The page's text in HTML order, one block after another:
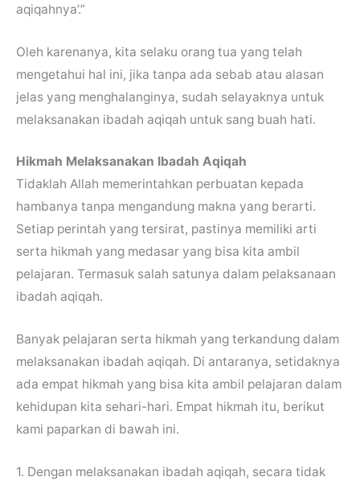
aqiqahnya’.”
Oleh karenanya, kita selaku orang tua yang telah
mengetahui hal ini, jika tanpa ada sebab atau alasan
jelas yang menghalanginya, sudah selayaknya untuk
melaksanakan ibadah aqiqah untuk sang buah hati.
Hikmah Melaksanakan Ibadah Aqiqah
Tidaklah Allah memerintahkan perbuatan kepada
hambanya tanpa mengandung makna yang berarti.
Setiap perintah yang tersirat, pastinya memiliki arti
serta hikmah yang medasar yang bisa kita ambil
pelajaran. Termasuk salah satunya dalam pelaksanaan
ibadah aqiqah.
Banyak pelajaran serta hikmah yang terkandung dalam
melaksanakan ibadah aqiqah. Di antaranya, setidaknya
ada empat hikmah yang bisa kita ambil pelajaran dalam
kehidupan kita sehari-hari. Empat hikmah itu, berikut
kami paparkan di bawah ini.
1. Dengan melaksanakan ibadah aqiqah, secara tidak